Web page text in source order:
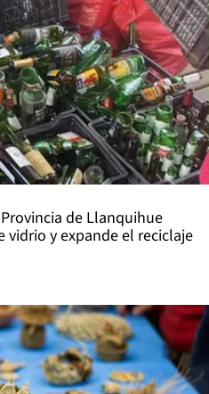
Provincia de Llanquihue
vidrio y expande el reciclaje